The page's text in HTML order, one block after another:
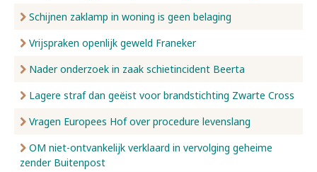
Schijnen zaklamp in woning is geen belaging
Vrijspraken openlijk geweld Franeker
Nader onderzoek in zaak schietincident Beerta
Lagere straf dan geëist voor brandstichting Zwarte Cross
Vragen Europees Hof over procedure levenslang
OM niet-ontvankelijk verklaard in vervolging geheime
zender Buitenpost